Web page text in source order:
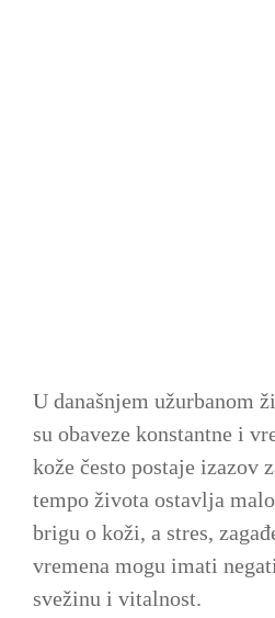
U današnjem užurbanom
su obaveze konstantne i
kože često postaje izazov
tempo života ostavlja
brigu o koži, a stres,
vremena mogu imati
svežinu i vitalnost.